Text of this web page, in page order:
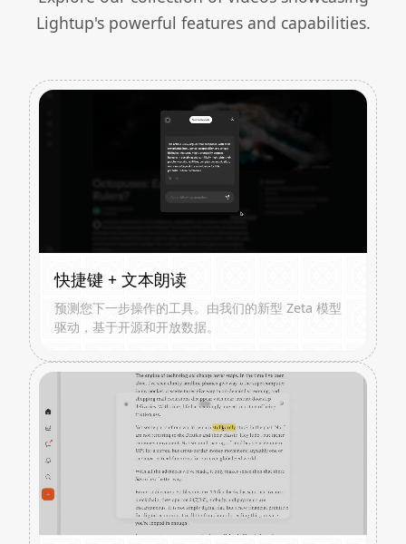
Lightup's powerful features and capabilities.
快捷键 + 文本朗读
预测您下一步操作的工具。由我们的新型 Zeta 模型
驱动，基于开源和开放数据。